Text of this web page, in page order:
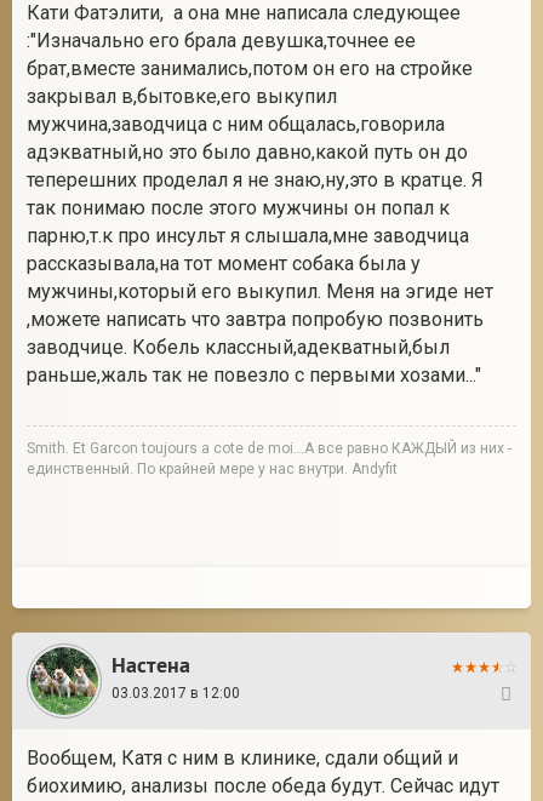
Кати Фатэлити, а она мне написала следующее
:"Изначально его брала девушка,точнее ее
брат,вместе занимались,потом он его на стройке
закрывал в,бытовке,его выкупил
мужчина,заводчица с ним общалась,говорила
адэкватный,но это было давно,какой путь он до
теперешних проделал я не знаю,ну,это в кратце. Я
так понимаю после этого мужчины он попал к
парню,т.к про инсульт я слышала,мне заводчица
рассказывала,на тот момент собака была у
мужчины,который его выкупил. Меня на эгиде нет
,можете написать что завтра попробую позвонить
заводчице. Кобель классный,адекватный,был
раньше,жаль так не повезло с первыми хозами..."
Smith. Et Garcon toujours a cote de moi...А все равно КАЖДЫЙ из них -
единственный. По крайней мере у нас внутри. Andyfit
Настена
03.03.2017 в 12:00
Вообщем, Катя с ним в клинике, сдали общий и
биохимию, анализы после обеда будут. Сейчас идут